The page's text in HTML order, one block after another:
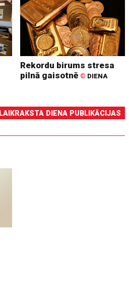
Rekordu birums stresa
pilnā gaisotnē © DIENA
LAIKRAKSTA DIENA PUBLIKĀCIJAS